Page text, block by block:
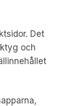
Det
och